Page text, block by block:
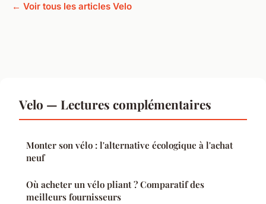
← Voir tous les articles Velo
Velo — Lectures complémentaires
Monter son vélo : l'alternative écologique à l'achat
neuf
Où acheter un vélo pliant ? Comparatif des
meilleurs fournisseurs